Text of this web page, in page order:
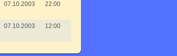
07.10.2003 22:00
07.10.2003 12:00